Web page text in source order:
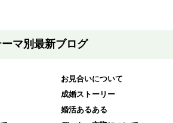
ーマ別最新ブログ
お見合いについて
成婚ストーリー
婚活あるある